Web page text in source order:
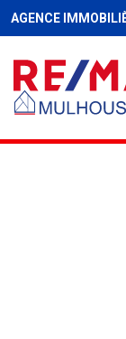
AGENCE